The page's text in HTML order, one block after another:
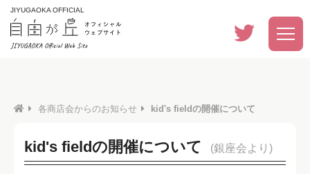
JIYUGAOKA OFFICIAL
各商店会からのお知らせ kid's fieldの開催について
kid's fieldの開催について (銀座会より)